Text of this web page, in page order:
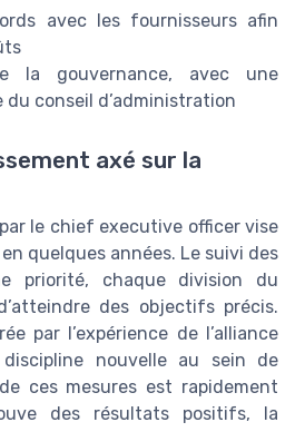
avec les fournisseurs afin
la gouvernance, avec une
conseil d’administration
axé sur la
le chief executive officer vise
quelques années. Le suivi des
priorité, chaque division du
des objectifs précis.
par l’expérience de l’alliance
nouvelle au sein de
de ces mesures est rapidement
des résultats positifs, la